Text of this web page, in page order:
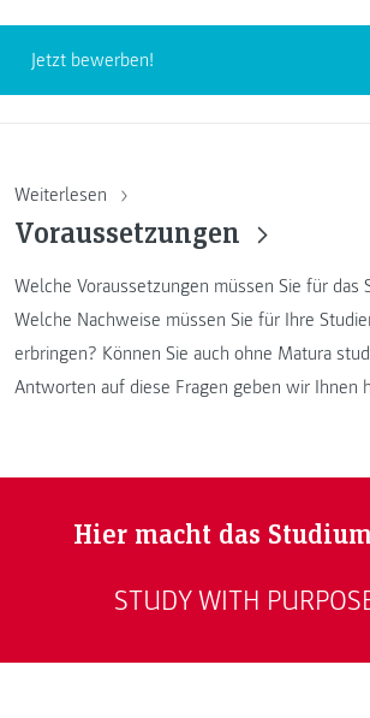
Jetzt bewerben!
Weiterlesen
Voraussetzungen
Welche Voraussetzungen müssen Sie für das
Welche Nachweise müssen Sie für Ihre
erbringen? Können Sie auch ohne Matura
Antworten auf diese Fragen geben wir Ihnen
Hier macht das
STUDY WITH